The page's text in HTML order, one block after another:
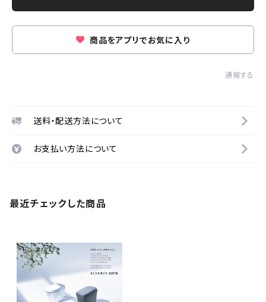
商品をアプリでお気に入り
通報する
送料・配送方法について
お支払い方法について
最近チェックした商品